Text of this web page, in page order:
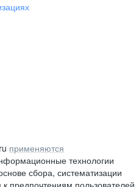
применяются
технологии
сбора, систематизации
предпочтениям пользователей